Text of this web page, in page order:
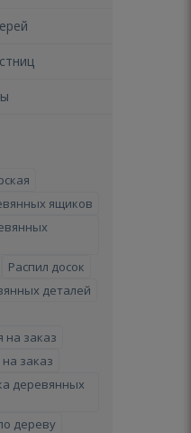
ящиков
Распил досок
деталей
на заказ
заказ
деревянных
дереву